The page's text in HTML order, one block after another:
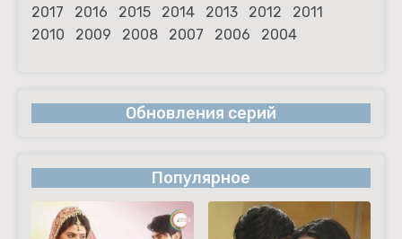
2017
2016 2015 2014 2013 2012
2011
2010
2009 2008 2007 2006 2004
Обновления серий
Популярное